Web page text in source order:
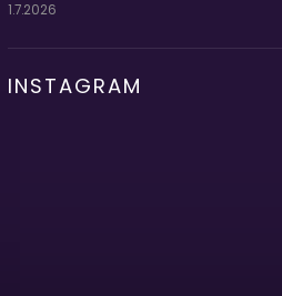
1.7.2026
INSTAGRAM